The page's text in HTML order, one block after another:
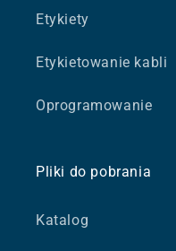
Etykiety
Etykietowanie kabli
Oprogramowanie
Pliki do pobrania
Katalog